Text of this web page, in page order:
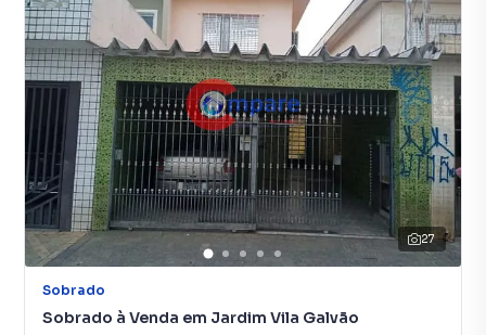
27
Sobrado
Sobrado à Venda em Jardim Vila Galvão